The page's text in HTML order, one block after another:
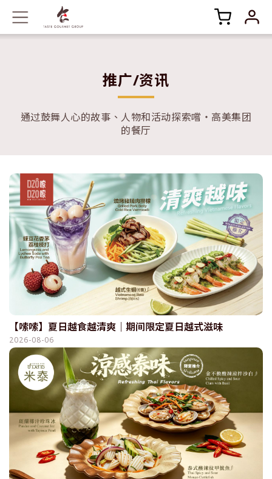
推广/资讯
通过鼓舞人心的故事、人物和活动探索嚐‧高美集团
的餐厅
【嗦嗦】夏日越食越清爽｜期间限定夏日越式滋味
2026-08-06